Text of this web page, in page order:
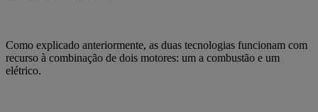
Como explicado anteriormente, as duas tecnologias funcionam com
recurso à combinação de dois motores: um a combustão e um
elétrico.